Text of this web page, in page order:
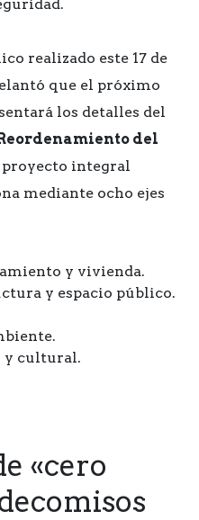
realizado este 17 de
que el próximo
los detalles del
del
proyecto integral
mediante ocho ejes
y vivienda.
y espacio público.
y cultural.
«cero